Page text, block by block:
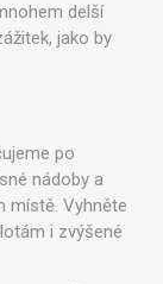
delší
jako by
po
nádoby a
místě. Vyhněte
i zvýšené